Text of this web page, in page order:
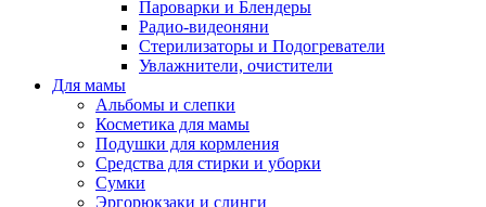
Пароварки и Блендеры
Радио-видеоняни
Стерилизаторы и Подогреватели
Увлажнители, очистители
Для мамы
Альбомы и слепки
Косметика для мамы
Подушки для кормления
Средства для стирки и уборки
Сумки
Эргорюкзаки и слинги